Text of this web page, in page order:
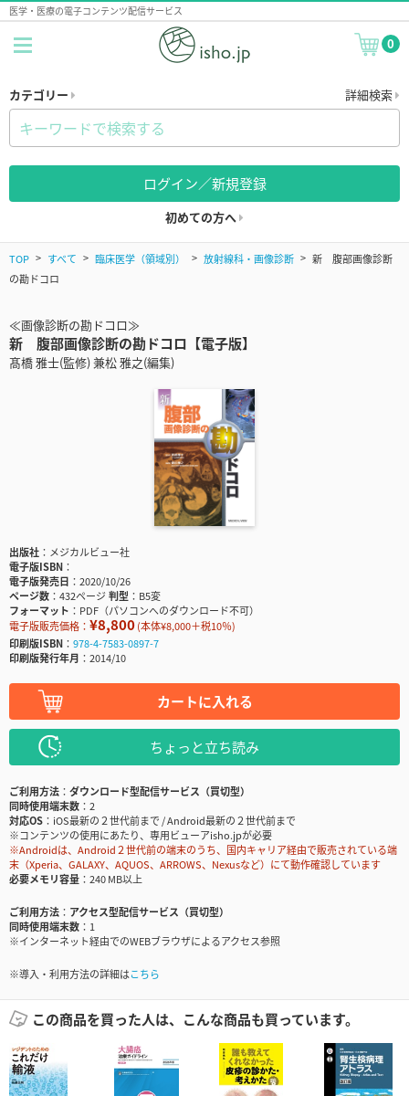
医学・医療の電子コンテンツ配信サービス
0
カテゴリー 詳細検索
ログイン／新規登録
初めての方へ
TOP すべて 臨床医学（領域別） 放射線科・画像診断
新 腹部画像診断
の勘ドコロ
≪画像診断の勘ドコロ≫
新 腹部画像診断の勘ドコロ【電子版】
髙橋 雅士(監修) 兼松 雅之(編集)
出版社
メジカルビュー社
電子版ISBN
電子版発売日
2020/10/26
ページ数
432ページ判型
B5変
フォーマット
PDF（パソコンへのダウンロード不可）
電子版販売価格： ¥8,800(本体¥8,000＋税10％)
印刷版ISBN
978-4-7583-0897-7
印刷版発行年月
2014/10
カートに入れる
ちょっと立ち読み
ご利用方法
ダウンロード型配信サービス（買切型）
同時使用端末数
2
対応OS
iOS最新の２世代前まで / Android最新の２世代前まで
※コンテンツの使用にあたり、専用ビューアisho.jpが必要
※Androidは、Android２世代前の端末のうち、国内キャリア経由で販売されている端
末（Xperia、GALAXY、AQUOS、ARROWS、Nexusなど）にて動作確認しています
必要メモリ容量
240 MB以上
ご利用方法
アクセス型配信サービス（買切型）
同時使用端末数
1
※インターネット経由でのWEBブラウザによるアクセス参照
※導入・利用方法の詳細はこちら
この商品を買った人は、こんな商品も買っています。